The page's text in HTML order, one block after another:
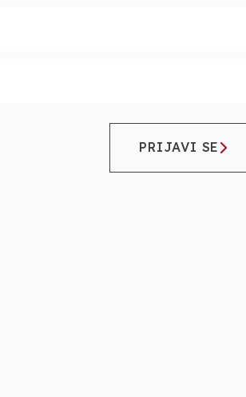
PRIJAVI SE